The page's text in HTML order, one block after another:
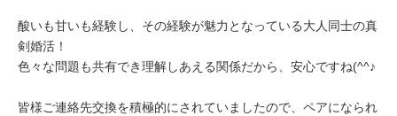
酸いも甘いも経験し、その経験が魅力となっている大人同士の真
剣婚活！
色々な問題も共有でき理解しあえる関係だから、安心ですね(^^♪
皆様ご連絡先交換を積極的にされていましたので、ペアになられ